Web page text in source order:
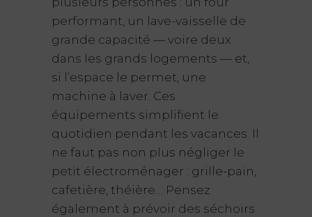
performant, un lave-vaisselle de
grande capacité — voire deux
dans les grands logements — et,
si l’espace le permet, une
machine à laver. Ces
équipements simplifient le
quotidien pendant les vacances. Il
ne faut pas non plus négliger le
petit électroménager : grille-pain,
cafetière, théière… Pensez
également à prévoir des séchoirs